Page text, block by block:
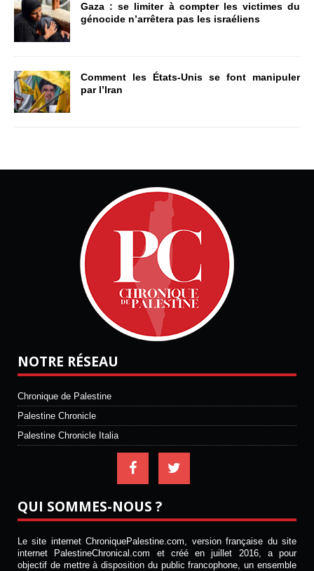
Gaza : se limiter à compter les victimes du
génocide n’arrêtera pas les israéliens
Comment les États-Unis se font manipuler
par l’Iran
NOTRE RÉSEAU
Chronique de Palestine
Palestine Chronicle
Palestine Chronicle Italia
QUI SOMMES-NOUS ?
Le site internet ChroniquePalestine.com, version française du site
internet PalestineChronical.com et créé en juillet 2016, a pour
objectif de mettre à disposition du public francophone, un ensemble